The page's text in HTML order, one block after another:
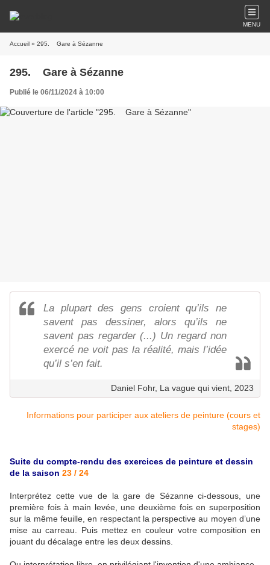
MENU
Accueil » 295. Gare à Sézanne
295. Gare à Sézanne
Publié le 06/11/2024 à 10:00
La plupart des gens croient qu’ils ne
savent pas dessiner, alors qu’ils ne
savent pas regarder (...) Un regard non
exercé ne voit pas la réalité, mais l’idée
qu’il s’en fait.
Daniel Fohr, La vague qui vient, 2023
Informations pour participer aux ateliers de peinture (cours et
stages)
Suite du compte-rendu des exercices de peinture et dessin
de la saison 23 / 24
Interprétez cette vue de la gare de Sézanne ci-dessous, une
première fois à main levée, une deuxième fois en superposition
sur la même feuille, en respectant la perspective au moyen d’une
mise au carreau. Puis mettez en couleur votre composition en
jouant du décalage entre les deux dessins.